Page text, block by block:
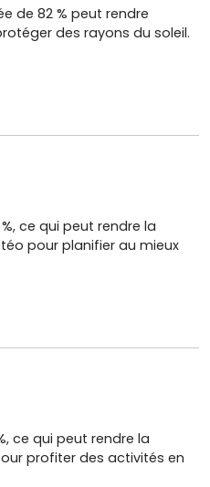
de 82 % peut rendre
des rayons du soleil.
ce qui peut rendre la
pour planifier au mieux
ce qui peut rendre la
profiter des activités en